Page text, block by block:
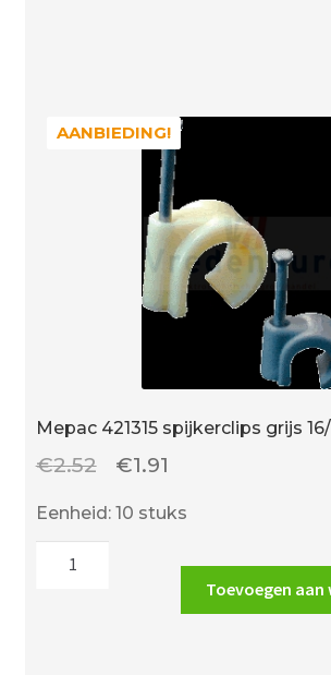
AANBIEDING!
Mepac 421315 spijkerclips grijs
AANBIEDING!
€2.52
Oorspronkelijke
€1.91
€1.91.
Eenheid: 10 stuks
Toevoegen aan